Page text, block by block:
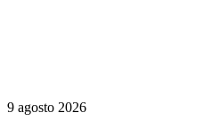
9 agosto 2026